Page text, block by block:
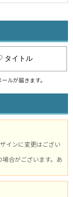
タイトル
ルが届きます。
インに変更はござい
合がございます。あ